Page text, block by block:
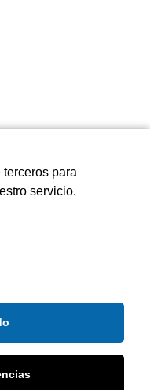
para
servicio.